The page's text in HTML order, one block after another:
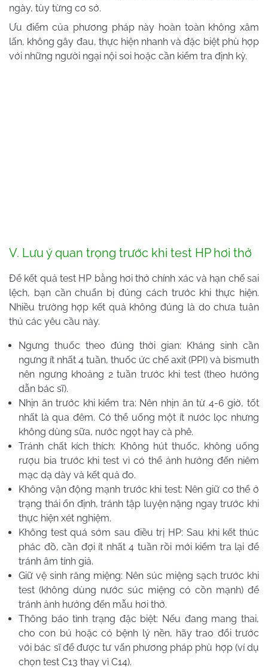
ngày, tùy từng cơ sở.
Ưu điểm của phương pháp này hoàn toàn không xâm
lấn, không gây đau, thực hiện nhanh và đặc biệt phù hợp
với những người ngại nội soi hoặc cần kiểm tra định kỳ.
V. Lưu ý quan trọng trước khi test HP hơi thở
Để kết quả test HP bằng hơi thở chính xác và hạn chế sai
lệch, bạn cần chuẩn bị đúng cách trước khi thực hiện.
Nhiều trường hợp kết quả không đúng là do chưa tuân
thủ các yêu cầu này.
Ngưng thuốc theo đúng thời gian: Kháng sinh cần
ngưng ít nhất 4 tuần, thuốc ức chế axit (PPI) và bismuth
nên ngưng khoảng 2 tuần trước khi test (theo hướng
dẫn bác sĩ).
Nhịn ăn trước khi kiểm tra: Nên nhịn ăn từ 4-6 giờ, tốt
nhất là qua đêm. Có thể uống một ít nước lọc nhưng
không dùng sữa, nước ngọt hay cà phê.
Tránh chất kích thích: Không hút thuốc, không uống
rượu bia trước khi test vì có thể ảnh hưởng đến niêm
mạc dạ dày và kết quả đo.
Không vận động mạnh trước khi test: Nên giữ cơ thể ở
trạng thái ổn định, tránh tập luyện nặng ngay trước khi
thực hiện xét nghiệm.
Không test quá sớm sau điều trị HP: Sau khi kết thúc
phác đồ, cần đợi ít nhất 4 tuần rồi mới kiểm tra lại để
tránh âm tính giả.
Giữ vệ sinh răng miệng: Nên súc miệng sạch trước khi
test (không dùng nước súc miệng có cồn mạnh) để
tránh ảnh hưởng đến mẫu hơi thở.
Thông báo tình trạng đặc biệt: Nếu đang mang thai,
cho con bú hoặc có bệnh lý nền, hãy trao đổi trước
với bác sĩ để được tư vấn phương pháp phù hợp (ví dụ
chọn test C13 thay vì C14).